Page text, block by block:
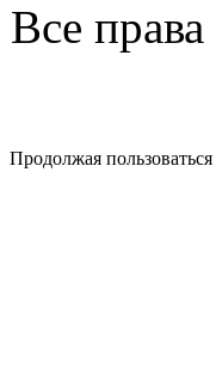
Все
Продолжая